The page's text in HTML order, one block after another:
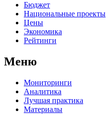
Бюджет
Национальные проекты
Цены
Экономика
Рейтинги
Меню
Мониторинги
Аналитика
Лучшая практика
Материалы